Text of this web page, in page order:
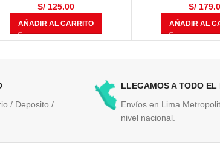
S/ 125.00
AÑADIR AL CARRITO
9010, 9016,
S/
AÑADIR AL
/ Deposito /
LLEGAMOS A TODO EL
Envíos en Lima
nivel nacional.